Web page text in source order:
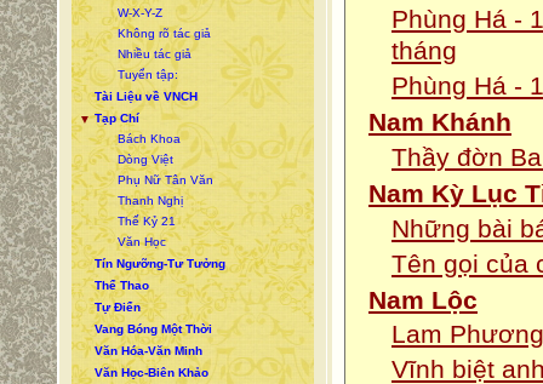
W-X-Y-Z
Không rõ tác giả
Nhiều tác giả
Tuyển tập:
Tài Liệu về VNCH
▼ Tạp Chí
Bách Khoa
Dòng Việt
Phụ Nữ Tân Văn
Thanh Nghị
Thế Kỷ 21
Văn Học
Tín Ngưỡng-Tư Tưởng
Thể Thao
Tự Điển
Vang Bóng Một Thời
Văn Hóa-Văn Minh
Văn Học-Biên Khảo
Phùng Há -
tháng
Phùng Há -
Nam Khánh
Thầy đờn
Nam Kỳ Lục
Những bài
Tên gọi của
Nam Lộc
Lam
Vĩnh biệt